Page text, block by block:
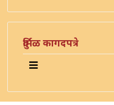
दुर्मिळ कागदपत्रे